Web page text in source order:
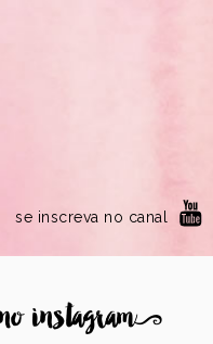
se inscreva no canal
instagram9